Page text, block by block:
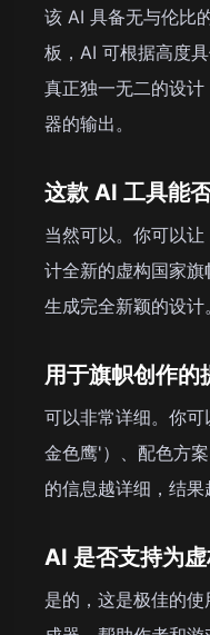
该 AI 具备无与伦比
板，AI 可根据高度
真正独一无二的设
器的输出。
这款 AI 工具能
当然可以。你可以
计全新的虚构国家
生成完全新颖的设计。
用于旗帜创作的
可以非常详细。你
金色鹰'）、配色方
的信息越详细，结果
AI 是否支持为
是的，这是极佳的